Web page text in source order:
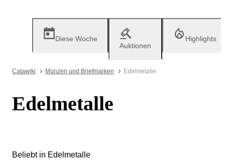
Diese Woche
Auktionen
Highlights
Catawiki Münzen und Briefmarken Edelmetalle
Edelmetalle
Beliebt in Edelmetalle